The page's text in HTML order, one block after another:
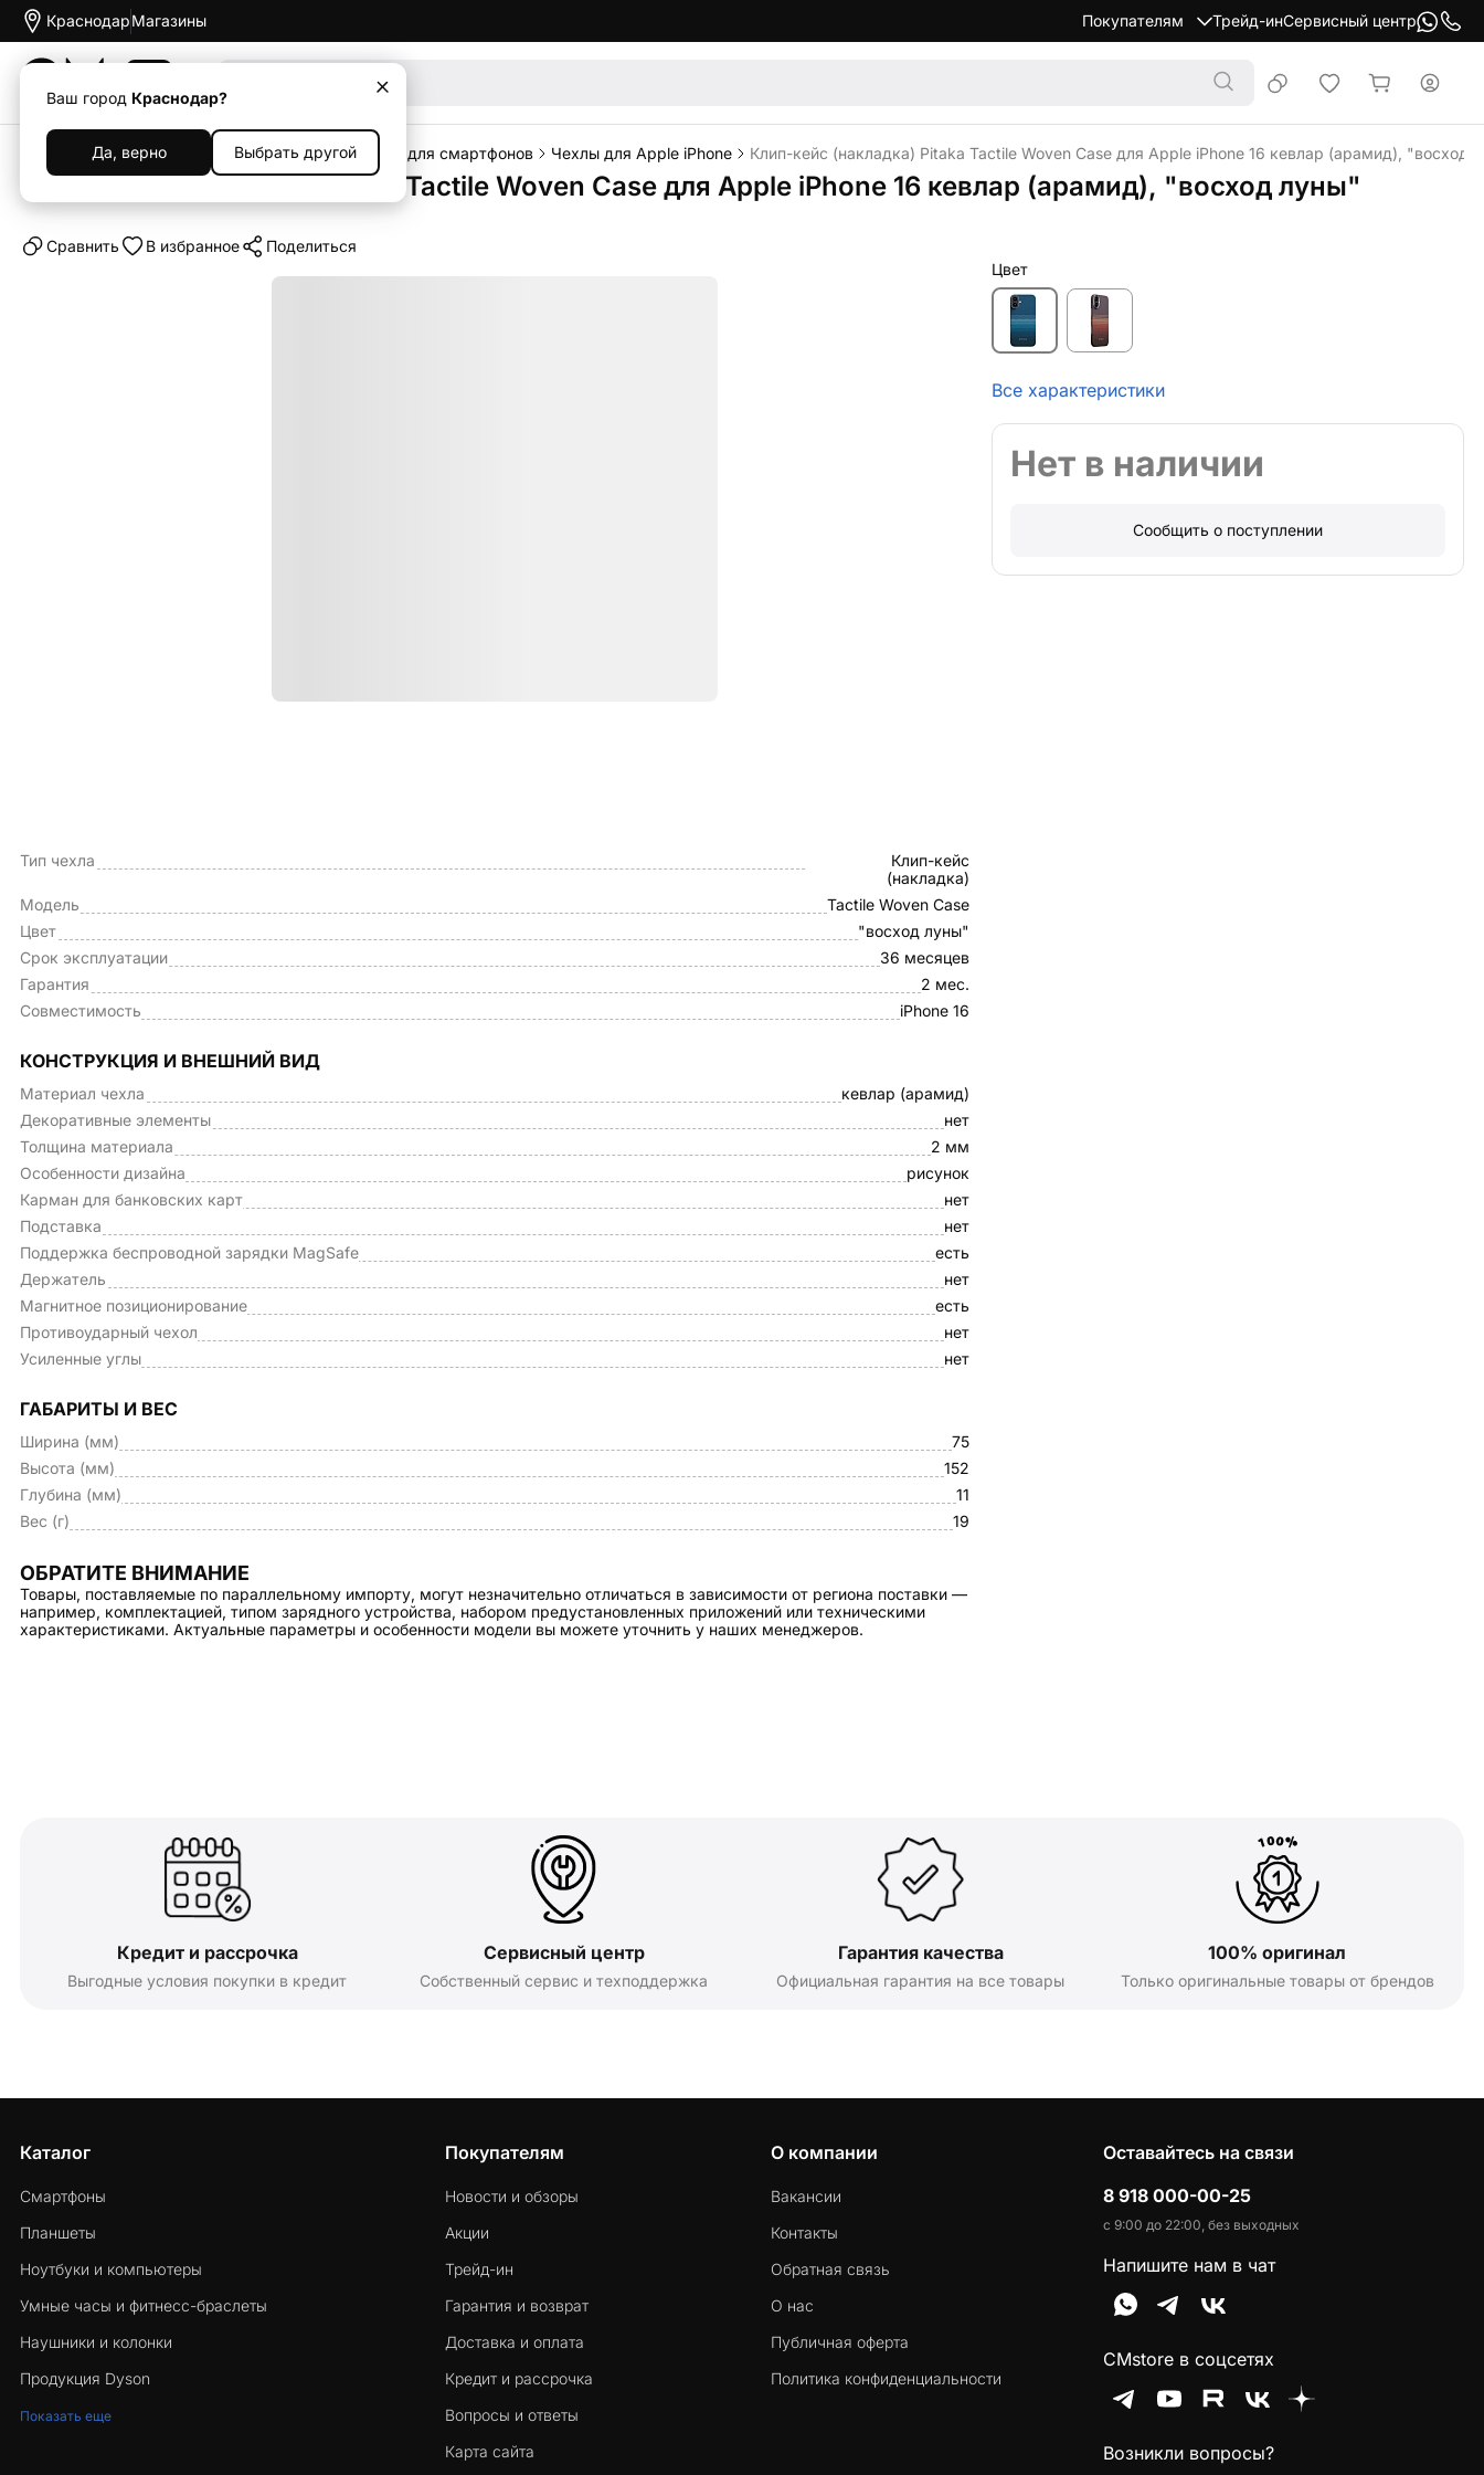
Краснодар
Ваш город Краснодар?
Да, верно Выбрать другой
Магазины Покупателям Трейд-инСервисный центр
Каталог Аксессуары Чехлы Чехлы для смартфонов Чехлы для Apple iPhone Клип-кейс (накладка) Pitaka Tactile Woven Case для Apple iPhone 16 кевлар (арамид), "восход
Клип-кейс (накладка) Pitaka Tactile Woven Case для Apple iPhone 16 кевлар (арамид), "восход луны"
Cравнить В избранное Поделиться
Тип чехла
Клип-кейс
(накладка)
Модель
Tactile Woven Case
Цвет
"восход луны"
Срок эксплуатации
36 месяцев
Гарантия
2 мес.
Совместимость
iPhone 16
КОНСТРУКЦИЯ И ВНЕШНИЙ ВИД
Материал чехла
кевлар (арамид)
Декоративные элементы
нет
Толщина материала
2 мм
Особенности дизайна
рисунок
Карман для банковских карт
нет
Подставка
нет
Поддержка беспроводной зарядки MagSafe
есть
Держатель
нет
Магнитное позиционирование
есть
Противоударный чехол
нет
Усиленные углы
нет
ГАБАРИТЫ И ВЕС
Ширина (мм)
75
Высота (мм)
152
Глубина (мм)
11
Вес (г)
19
ОБРАТИТЕ ВНИМАНИЕ
Товары, поставляемые по параллельному импорту, могут незначительно отличаться в зависимости от региона поставки —
например, комплектацией, типом зарядного устройства, набором предустановленных приложений или техническими
характеристиками. Актуальные параметры и особенности модели вы можете уточнить у наших менеджеров.
Цвет
Все характеристики
Нет в наличии
Сообщить о поступлении
Кредит и рассрочка
Выгодные условия покупки в кредит
Сервисный центр
Собственный сервис и техподдержка
Гарантия качества
Официальная гарантия на все товары
100% оригинал
Только оригинальные товары от брендов
Каталог
Смартфоны
Планшеты
Ноутбуки и компьютеры
Умные часы и фитнесс-браслеты
Наушники и колонки
Продукция Dyson
Показать еще
Покупателям
Новости и обзоры
Акции
Трейд-ин
Гарантия и возврат
Доставка и оплата
Кредит и рассрочка
Вопросы и ответы
Карта сайта
О компании
Вакансии
Контакты
Обратная связь
О нас
Публичная оферта
Политика конфиденциальности
Оставайтесь на связи
8 918 000-00-25
с 9:00 до 22:00, без выходных
Напишите нам в чат
CMstore в соцсетях
Возникли вопросы?